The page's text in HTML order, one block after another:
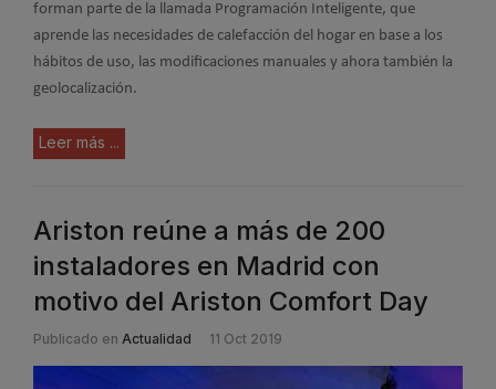
forman parte de la llamada Programación Inteligente, que
aprende las necesidades de calefacción del hogar en base a los
hábitos de uso, las modificaciones manuales y ahora también la
geolocalización.
Leer más ...
Ariston reúne a más de 200
instaladores en Madrid con
motivo del Ariston Comfort Day
Publicado en Actualidad 11 Oct 2019